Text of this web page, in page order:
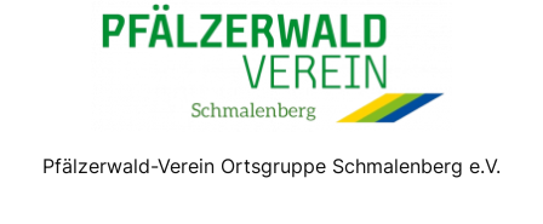
Pfälzerwald-Verein Ortsgruppe Schmalenberg e.V.